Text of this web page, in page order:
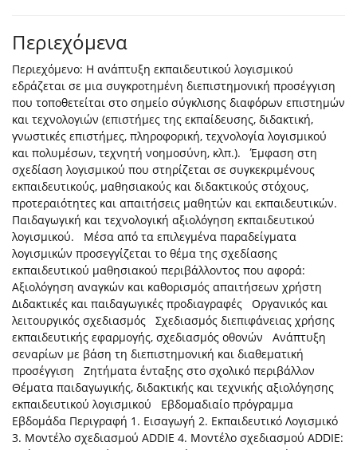
Περιεχόμενα
Περιεχόμενο: Η ανάπτυξη εκπαιδευτικού λογισμικού
εδράζεται σε μια συγκροτημένη διεπιστημονική προσέγγιση
που τοποθετείται στο σημείο σύγκλισης διαφόρων επιστημών
και τεχνολογιών (επιστήμες της εκπαίδευσης, διδακτική,
γνωστικές επιστήμες, πληροφορική, τεχνολογία λογισμικού
και πολυμέσων, τεχνητή νοημοσύνη, κλπ.). Έμφαση στη
σχεδίαση λογισμικού που στηρίζεται σε συγκεκριμένους
εκπαιδευτικούς, μαθησιακούς και διδακτικούς στόχους,
προτεραιότητες και απαιτήσεις μαθητών και εκπαιδευτικών.
Παιδαγωγική και τεχνολογική αξιολόγηση εκπαιδευτικού
λογισμικού. Μέσα από τα επιλεγμένα παραδείγματα
λογισμικών προσεγγίζεται το θέμα της σχεδίασης
εκπαιδευτικού μαθησιακού περιβάλλοντος που αφορά:
Αξιολόγηση αναγκών και καθορισμός απαιτήσεων χρήστη
Διδακτικές και παιδαγωγικές προδιαγραφές Οργανικός και
λειτουργικός σχεδιασμός Σχεδιασμός διεπιφάνειας χρήσης
εκπαιδευτικής εφαρμογής, σχεδιασμός οθονών Ανάπτυξη
σεναρίων με βάση τη διεπιστημονική και διαθεματική
προσέγγιση Ζητήματα ένταξης στο σχολικό περιβάλλον
Θέματα παιδαγωγικής, διδακτικής και τεχνικής αξιολόγησης
εκπαιδευτικού λογισμικού Εβδομαδιαίο πρόγραμμα
Εβδομάδα Περιγραφή 1. Εισαγωγή 2. Εκπαιδευτικό Λογισμικό
3. Μοντέλο σχεδιασμού ADDIE 4. Μοντέλο σχεδιασμού ADDIE: